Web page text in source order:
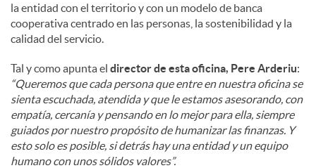
la entidad con el territorio y con un modelo de banca
cooperativa centrado en las personas, la sostenibilidad y la
calidad del servicio.
Tal y como apunta el director de esta oficina, Pere Arderiu:
“Queremos que cada persona que entre en nuestra oficina se
sienta escuchada, atendida y que le estamos asesorando, con
empatía, cercanía y pensando en lo mejor para ella, siempre
guiados por nuestro propósito de humanizar las finanzas. Y
esto solo es posible, si detrás hay una entidad y un equipo
humano con unos sólidos valores”.